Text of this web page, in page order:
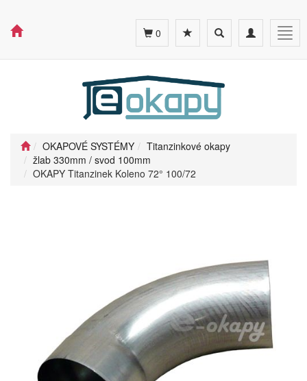
Toggle
navigation
Toggle
search
0
OKAPOVÉ SYSTÉMY
Titanzinkové okapy
žlab 330mm / svod 100mm
OKAPY Titanzinek Koleno 72° 100/72